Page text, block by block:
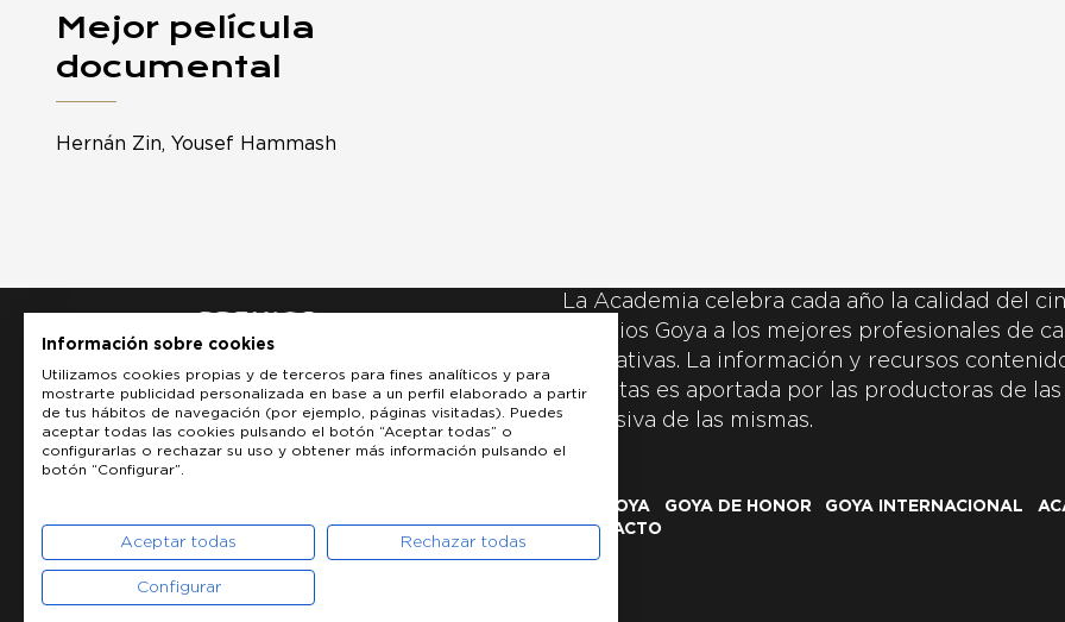
Mejor película
documental
Hernán Zin, Yousef Hammash
La Academia celebra cada año la calidad del
Premios Goya a los mejores profesionales de
y creativas. La información y recursos
inscritas es aportada por las productoras de
exclusiva de las mismas.
LOS GOYA GOYA DE HONOR GOYA INTERNACIONAL
CONTACTO
Información sobre cookies
Utilizamos cookies propias y de terceros para fines analíticos y para
mostrarte publicidad personalizada en base a un perfil elaborado a partir
de tus hábitos de navegación (por ejemplo, páginas visitadas). Puedes
aceptar todas las cookies pulsando el botón “Aceptar todas” o
configurarlas o rechazar su uso y obtener más información pulsando el
botón “Configurar”.
Aceptar todas Rechazar todas
Configurar